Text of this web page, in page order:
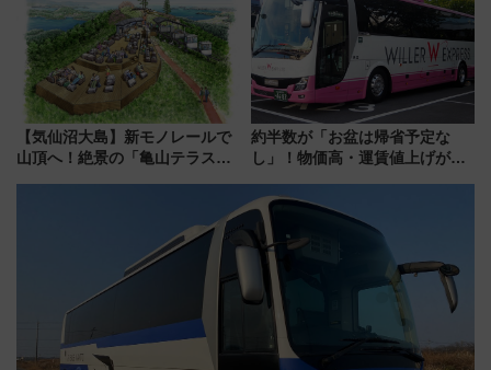
ツ路線まとめ（8/10まで）
【気仙沼大島】新モノレールで
山頂へ！絶景の「亀山テラス
約半数が「お盆は帰省予定な
し」！物価高・運賃値上げが財
りたいけど……【WILLER お盆
帰省動向調査】